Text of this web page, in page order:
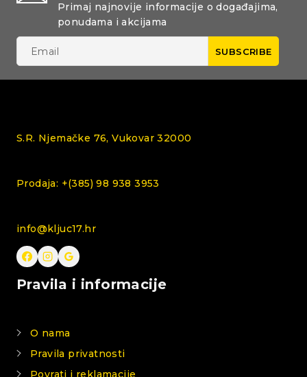
Primaj najnovije informacije o događajima,
ponudama i akcijama
S.R. Njemačke 76, Vukovar 32000
Prodaja: +(385) 98 938 3953
info@kljuc17.hr
Pravila i informacije
O nama
Pravila privatnosti
Povrati i reklamacije